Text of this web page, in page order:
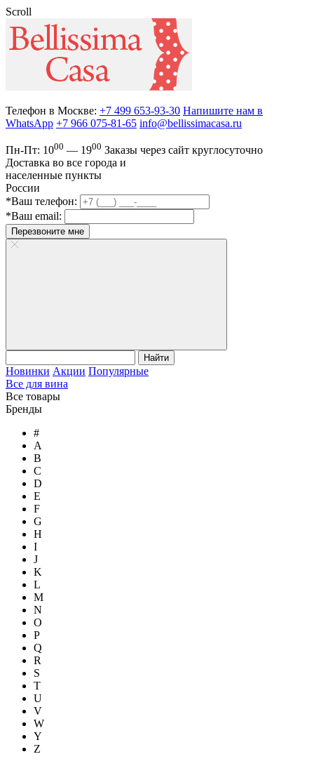
Scroll
Телефон в Москве: +7 499 653-93-30 Напишите нам в
WhatsApp +7 966 075-81-65 info@bellissimacasa.ru
Пн-Пт: 1000 — 1900 Заказы через сайт круглосуточно
Доставка во все города и
населенные пункты
России
*Ваш телефон:
*Ваш email:
Перезвоните мне
Найти
Новинки Акции Популярные
Все для вина
Все товары
Бренды
#
A
B
C
D
E
F
G
H
I
J
K
L
M
N
O
P
Q
R
S
T
U
V
W
Y
Z